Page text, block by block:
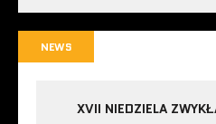
NEWS
XVII NIEDZIELA